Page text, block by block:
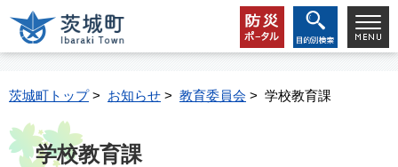
茨城町トップ> お知らせ > 教育委員会 > 学校教育課
学校教育課